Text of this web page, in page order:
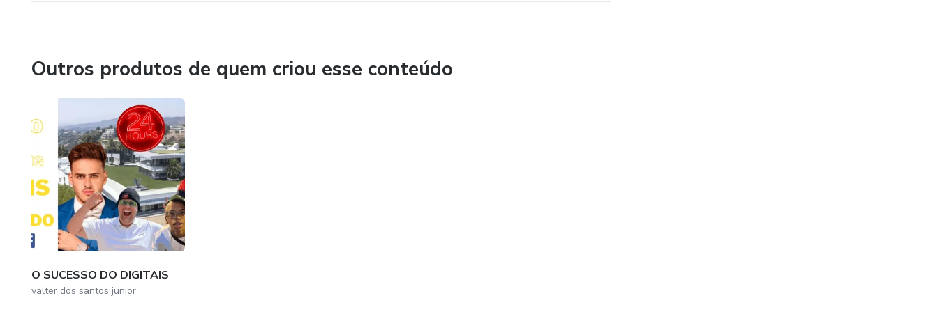
Outros produtos de quem criou esse conteúdo
O SUCESSO DO DIGITAIS
valter dos santos junior